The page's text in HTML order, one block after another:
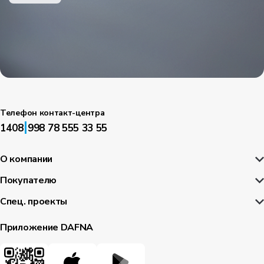
Телефон контакт-центра
1408|998 78 555 33 55
О компании
Покупателю
Спец. проекты
Приложение DAFNA